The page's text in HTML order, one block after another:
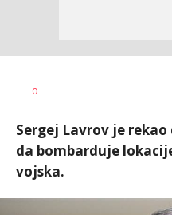
AUTOR
0
Sergej Lavrov je
da bombarduje
vojska.